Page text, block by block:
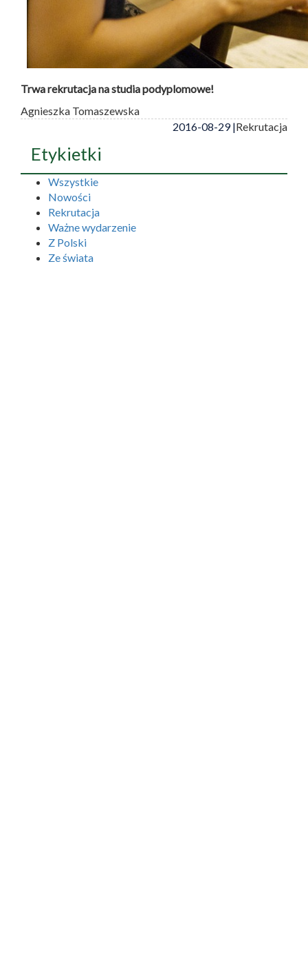
Trwa rekrutacja na studia podyplomowe!
Agnieszka Tomaszewska
2016-08-29 |Rekrutacja
Etykietki
Wszystkie
Nowości
Rekrutacja
Ważne wydarzenie
Z Polski
Ze świata